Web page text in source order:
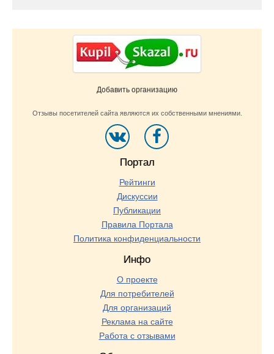
Добавить организацию
Отзывы посетителей сайта являются их собственными мнениями.
Портал
Рейтинги
Дискуссии
Публикации
Правила Портала
Политика конфиденциальности
Инфо
О проекте
Для потребителей
Для организаций
Реклама на сайте
Работа с отзывами